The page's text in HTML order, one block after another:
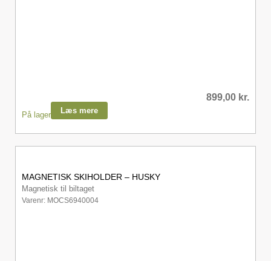
899,00 kr.
På lager Læs mere
MAGNETISK SKIHOLDER – HUSKY
Magnetisk til biltaget
Varenr: MOCS6940004